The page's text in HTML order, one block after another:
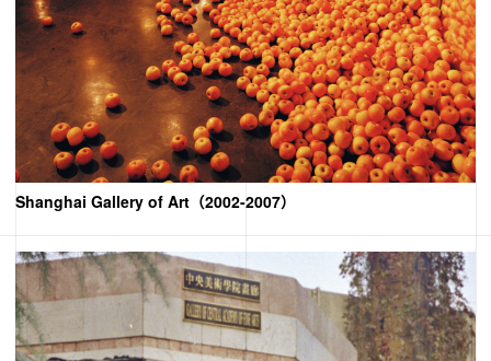
Shanghai Gallery of Art（2002-2007）